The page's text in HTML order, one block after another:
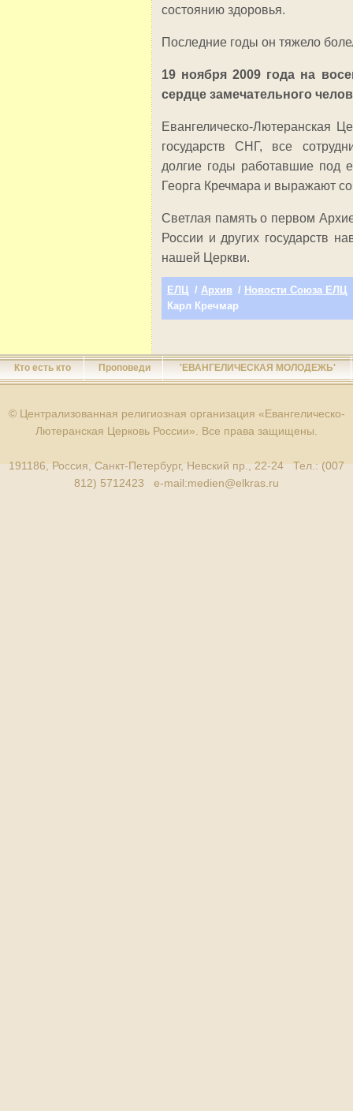
состоянию здоровья.
Последние годы он тяжело
19 ноября 2009 года на
сердце замечательного
Евангелическо-Лютеранская
государств СНГ, все
долгие годы работавшие под
Георга Кречмара и выражают
Светлая память о первом
России и других государств
нашей Церкви.
ЕЛЦ / Архив / Новости Союза ЕЛЦ
Карл Кречмар
Кто есть кто Проповеди 'ЕВАНГЕЛИЧЕСКАЯ МОЛОДЕЖЬ'
© Централизованная религиозная организация «Евангелическо-
Лютеранская Церковь России». Все права защищены.
191186, Россия, Санкт-Петербург, Невский пр., 22-24 Тел.: (007
812) 5712423 e-mail:medien@elkras.ru